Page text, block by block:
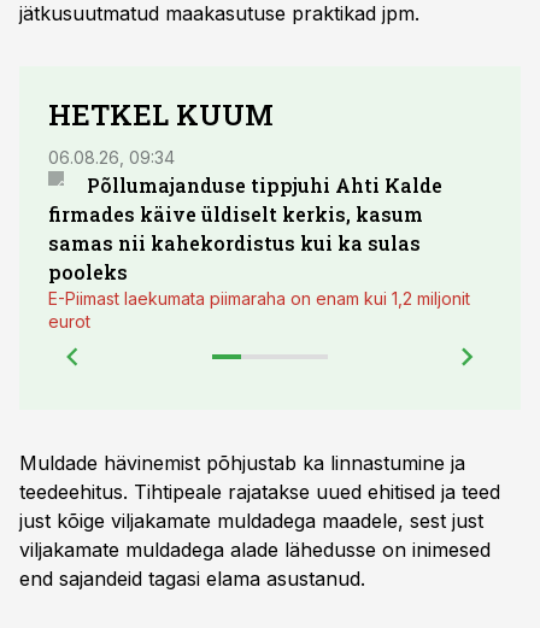
jätkusuutmatud maakasutuse praktikad jpm.
HETKEL KUUM
06.08.26, 09:34
Põllumajanduse tippjuhi Ahti Kalde
firmades käive üldiselt kerkis, kasum
samas nii kahekordistus kui ka sulas
pooleks
E-Piimast laekumata piimaraha on enam kui 1,2 miljonit
eurot
Muldade hävinemist põhjustab ka linnastumine ja
teedeehitus. Tihtipeale rajatakse uued ehitised ja teed
just kõige viljakamate muldadega maadele, sest just
viljakamate muldadega alade lähedusse on inimesed
end sajandeid tagasi elama asustanud.